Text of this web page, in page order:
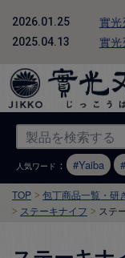
2026.01.25 實光
2025.04.13 實光
人気ワード ： Yaiba
TOP 包丁商品一覧・研
ステーキナイフ
ステ